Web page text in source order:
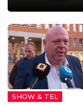
SHOW & TEL